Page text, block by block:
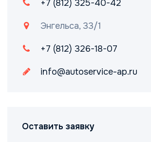
+7 (812) 325-40-42
Энгельса, 33/1
+7 (812) 326-18-07
info@autoservice-ap.ru
Оставить заявку